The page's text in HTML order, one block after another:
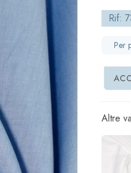
Rif:
Per
Altre